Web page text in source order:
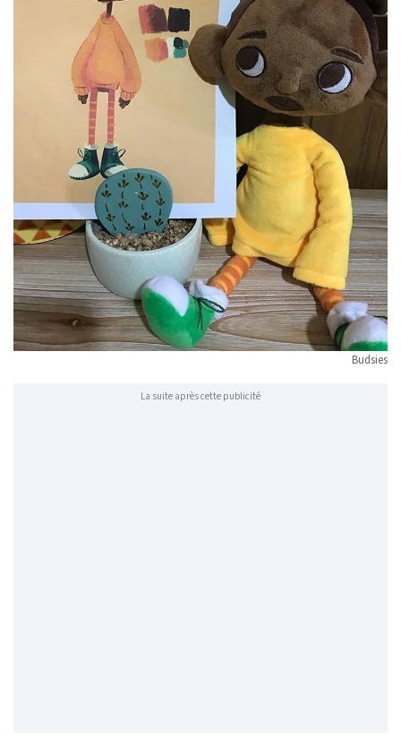
Budsies
La suite après cette publicité